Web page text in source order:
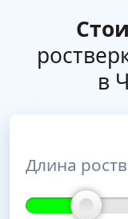
в
Длина